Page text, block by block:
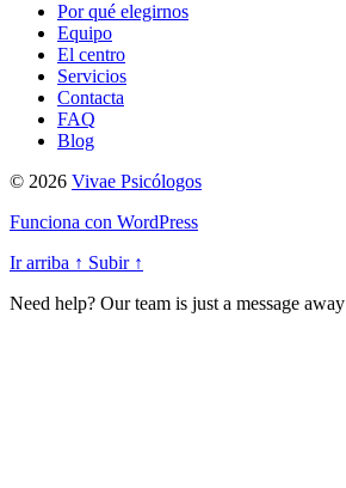
Por qué elegirnos
Equipo
El centro
Servicios
Contacta
FAQ
Blog
© 2026 Vivae Psicólogos
Funciona con WordPress
Ir arriba ↑ Subir ↑
Need help? Our team is just a message away